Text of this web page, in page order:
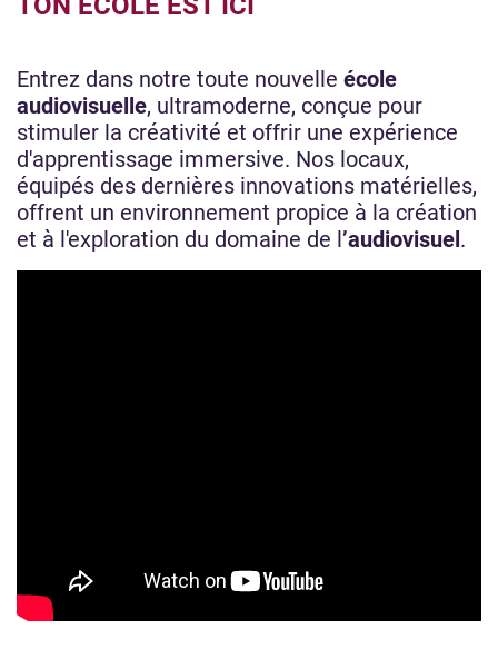
Entrez dans notre toute nouvelle école
audiovisuelle, ultramoderne, conçue pour
stimuler la créativité et offrir une expérience
d'apprentissage immersive. Nos locaux,
équipés des dernières innovations matérielles,
offrent un environnement propice à la création
et à l'exploration du domaine de l’audiovisuel.